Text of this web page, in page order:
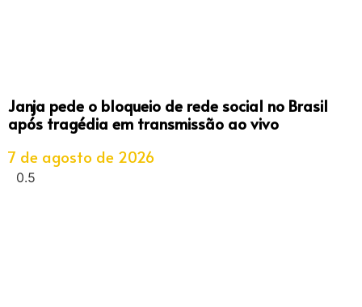
Janja pede o bloqueio de rede social no Brasil
após tragédia em transmissão ao vivo
7 de agosto de 2026